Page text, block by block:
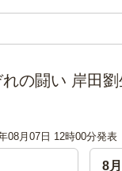
の闘い 岸田
08月07日 12時00分発表
8